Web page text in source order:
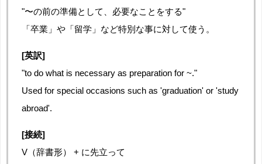
"〜の前の準備として、必要なことをする"
「卒業」や「留学」など特別な事に対して使う。
[英訳]
"to do what is necessary as preparation for ~."
Used for special occasions such as 'graduation' or 'study
abroad'.
[接続]
V（辞書形） + に先立って